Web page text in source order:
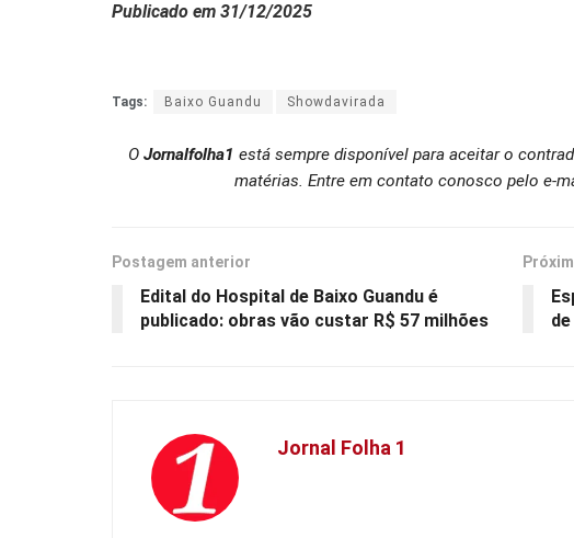
Publicado em 31/12/2025
Tags: Baixo Guandu Showdavirada
O Jornalfolha1 está sempre disponível para aceitar o
matérias. Entre em contato conosco pelo e-
Postagem anterior
Edital do Hospital de Baixo Guandu é
publicado: obras vão custar R$ 57 milhões
Jornal Folha 1